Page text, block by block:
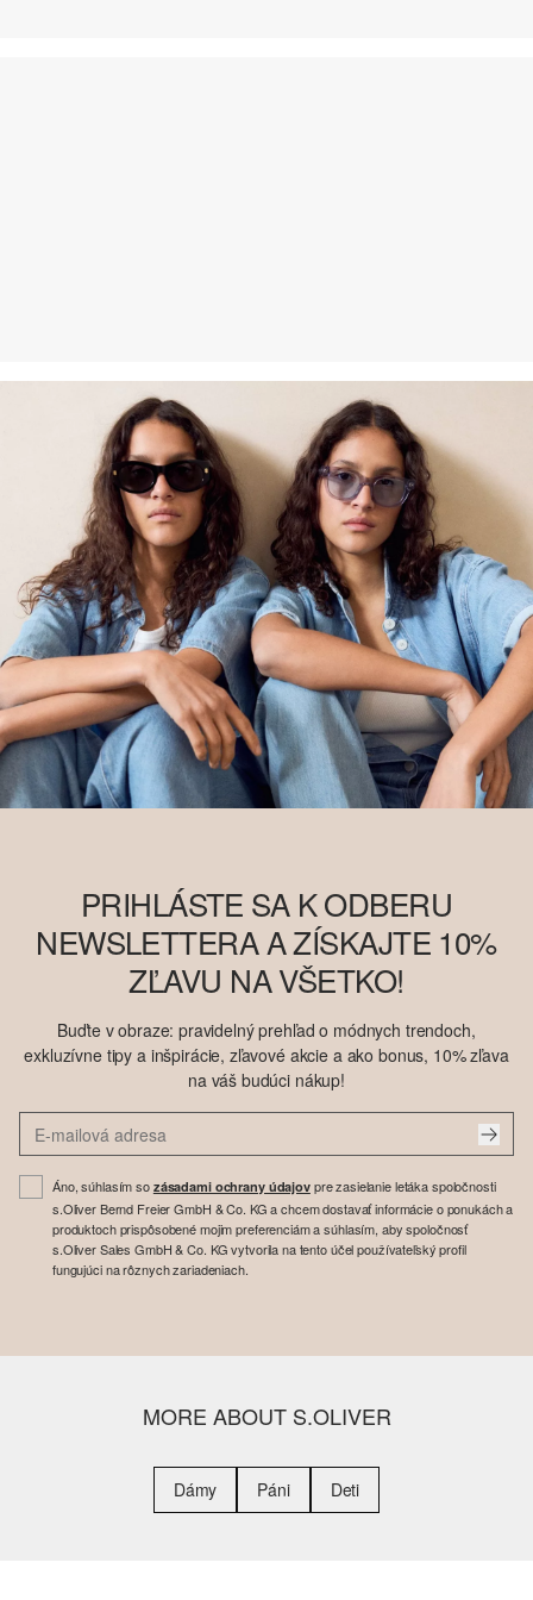
PRIHLÁSTE SA K ODBERU
NEWSLETTERA A ZÍSKAJTE 10%
ZĽAVU NA VŠETKO!
Buďte v obraze: pravidelný prehľad o módnych trendoch,
exkluzívne tipy a inšpirácie, zľavové akcie a ako bonus, 10% zľava
na váš budúci nákup!
Áno, súhlasím so zásadami ochrany údajovpre zasielanie letáka spoločnosti
s.Oliver Bernd Freier GmbH & Co. KG a chcem dostavať informácie o ponukách a
produktoch prispôsobené mojim preferenciám a súhlasím, aby spoločnosť
s.Oliver Sales GmbH & Co. KG vytvorila na tento účel používateľský profil
fungujúci na rôznych zariadeniach.
MORE ABOUT S.OLIVER
Dámy Páni Deti